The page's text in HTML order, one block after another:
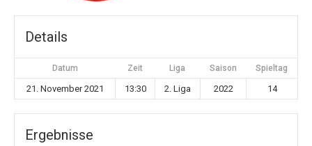
Details
Datum Zeit Liga Saison Spieltag
21. November 2021 13:30 2. Liga 2022 14
Ergebnisse